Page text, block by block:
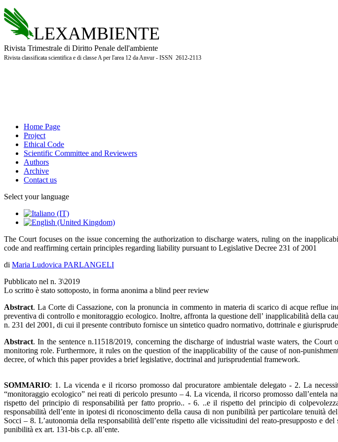
LEXAMBIENTE
Rivista Trimestrale di Diritto Penale dell'ambiente
Rivista classificata scientifica e di classe A per l'area 12 da Anvur - ISSN 2612-2113
Home Page
Project
Ethical Code
Scientific Committee and Reviewers
Authors
Archive
Contact us
Select your language
The Court focuses on the issue concerning the authorization to discharge waters, ruling on the
code and reaffirming certain principles regarding liability pursuant to Legislative Decree 231 of 2001
di Maria Ludovica PARLANGELI
Pubblicato nel n. 3\2019
Lo scritto è stato sottoposto, in forma anonima a blind peer review
Abstract. La Corte di Cassazione, con la pronuncia in commento in materia di scarico di acque reflue
preventiva di controllo e monitoraggio ecologico. Inoltre, affronta la questione dell’ inapplicabilità della
n. 231 del 2001, di cui il presente contributo fornisce un sintetico quadro normativo, dottrinale e
Abstract. In the sentence n.11518/2019, concerning the discharge of industrial waste waters, the
monitoring role. Furthermore, it rules on the question of the inapplicability of the cause of non-
decree, of which this paper provides a brief legislative, doctrinal and jurisprudential framework.
SOMMARIO: 1. La vicenda e il ricorso promosso dal procuratore ambientale delegato - 2. La
“monitoraggio ecologico” nei reati di pericolo presunto – 4. La vicenda, il ricorso promosso dall’entela
rispetto del principio di responsabilità per fatto proprio.. - 6. ..e il rispetto del principio di
responsabilità dell’ente in ipotesi di riconoscimento della causa di non punibilità per particolare tenuità
Socci – 8. L’autonomia della responsabilità dell’ente rispetto alle vicissitudini del reato-presupposto e
punibilità ex art. 131-bis c.p. all’ente.